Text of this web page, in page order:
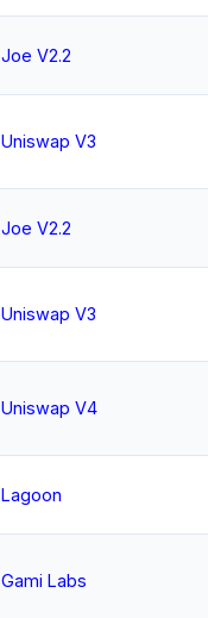
Joe V2.2
Uniswap V3
Joe V2.2
Uniswap V3
Uniswap V4
Lagoon
Gami Labs